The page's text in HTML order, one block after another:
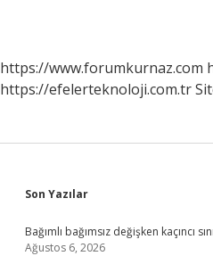
https://www.forumkurnaz.com
https://efelerteknoloji.com.tr
Sidebar
Son Yazılar
Bağımlı bağımsız değişken kaçıncı
Ağustos 6, 2026